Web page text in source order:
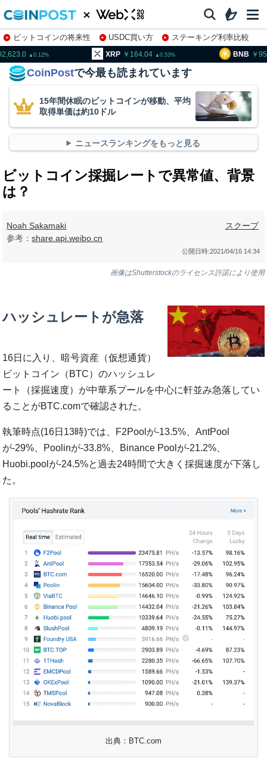
ビットコインの将来性 USDC買い方
ステーキング利率比較
株特集・関連銘柄
0.12 XRP 164.04 0.53 BNB
CoinPostで今最も読まれています
15年間休眠のビットコインが移動、平均
取得単価は約10ドル
ニュースランキングをもっと見る
ビットコイン採掘レートで異常値、背景
は？
Noah Sakamaki
参考：share.api.weibo.cn
スクープ
公開日時:2021/04/16 14:34
画像はShutterstockのライセンス許諾により使用
ハッシュレートが急落
16日に入り、暗号資産（仮想通貨）
ビットコイン（BTC）のハッシュレ
ート（採掘速度）が中華系プールを中心に軒並み急落してい
ることがBTC.comで確認された。
執筆時点(16日13時)では、F2Poolが-13.5%、AntPool
が-29%、Poolinが-33.8%、Binance Poolが-21.2%、
Huobi.poolが-24.5%と過去24時間で大きく採掘速度が下落し
た。
出典：BTC.com